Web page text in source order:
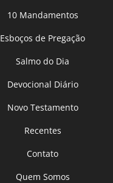
10 Mandamentos
Esboços de Pregação
Salmo do Dia
Devocional Diário
Novo Testamento
Recentes
Contato
Quem Somos